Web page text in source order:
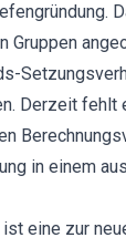
Gruppen
Derzeit fehlt
in einem
eine zur